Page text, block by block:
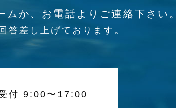
か、お電話よりご連絡下さい。
答差し上げております。
付 9:00〜17:00